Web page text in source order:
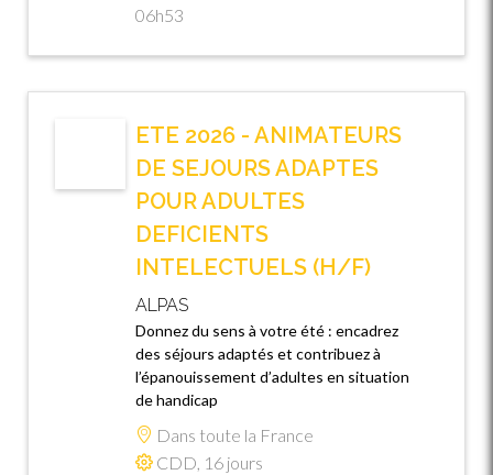
06h53
ETE 2026 - ANIMATEURS
DE SEJOURS ADAPTES
POUR ADULTES
DEFICIENTS
INTELECTUELS (H/F)
ALPAS
Donnez du sens à votre été : encadrez
des séjours adaptés et contribuez à
l’épanouissement d’adultes en situation
de handicap
Dans toute la France
CDD, 16 jours